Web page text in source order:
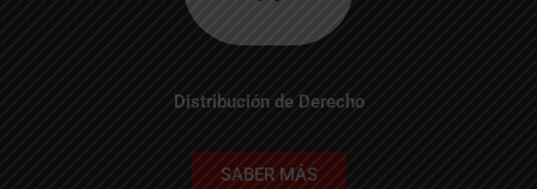
Distribución de Derecho
SABER MÁS